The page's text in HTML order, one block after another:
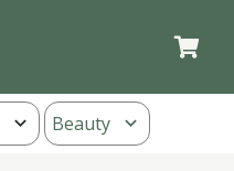
Beauty